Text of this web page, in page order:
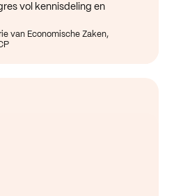
vol kennisdeling en
van Economische Zaken,